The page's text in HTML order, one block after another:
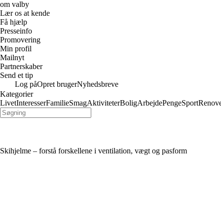
om valby
Lær os at kende
Få hjælp
Presseinfo
Promovering
Min profil
Mailnyt
Partnerskaber
Send et tip
Log påOpret brugerNyhedsbreve
Kategorier
LivetInteresserFamilieSmagAktiviteterBoligArbejdePengeSport
Skihjelme – forstå forskellene i ventilation, vægt og pasform